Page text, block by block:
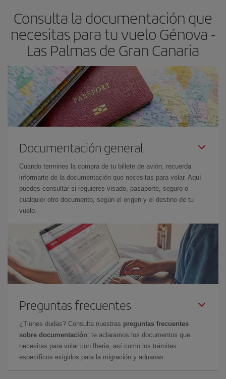
avión más baratos te saldrán. Además, si buscas los vuelos con
las fechas y los horarios del viaje un poco abiertos, podráselegir
el precio más barato.
Consulta la documentación que
necesitas para tu vuelo Génova -
Las Palmas de Gran Canaria
Documentación general
Cuando termines la compra de tu billete de avión, recuerda
informarte de la documentación que necesitas para volar. Aquí
puedes consultar si requieres visado, pasaporte, seguro o
cualquier otro documento, según el origen y el destino de tu
vuelo.
Preguntas frecuentes
¿Tienes dudas? Consulta nuestras preguntas frecuentes
sobre documentación: te aclaramos los documentos que
necesitas para volar con Iberia, así como los trámites
específicos exigidos para la migración y aduanas.